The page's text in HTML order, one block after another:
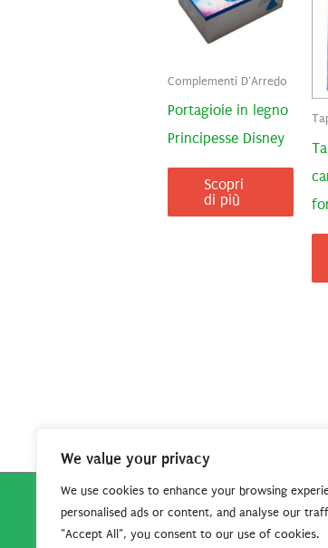
We value your privacy
We use cookies to enhance your browsing
personalised ads or content, and analyse our
"Accept All", you consent to our use of cookies.
Complementi D'Arredo
Portagioie in legno
Principesse Disney
Scopri
di più
Copyright © 2026Robe da Cartoon|